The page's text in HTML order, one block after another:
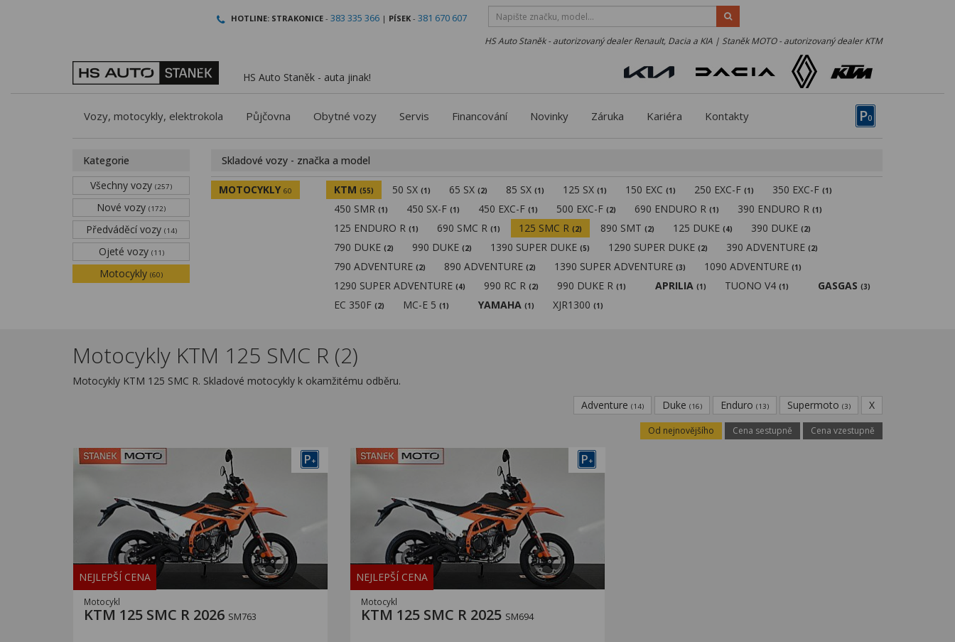
HOTLINE: STRAKONICE - 383 335 366 | PÍSEK - 381 670 607
HS Auto Staněk - autorizovaný dealer Renault, Dacia a KIA | Staněk MOTO - autorizovaný dealer KTM
HS Auto Staněk - auta jinak!
P0
Vozy, motocykly, elektrokola Půjčovna Obytné vozy Servis Financování Novinky Záruka Kariéra Kontakty
Kategorie
Všechny vozy (257)
Nové vozy (172)
Předváděcí vozy (14)
Ojeté vozy (11)
Motocykly (60)
Skladové vozy - značka a model
MOTOCYKLY 60 KTM (55) 50 SX(1) 65 SX(2) 85 SX(1) 125 SX(1) 150 EXC(1) 250 EXC-F(1) 350 EXC-F(1)
450 SMR(1) 450 SX-F(1) 450 EXC-F(1) 500 EXC-F(2) 690 ENDURO R(1) 390 ENDURO R(1)
125 ENDURO R(1) 690 SMC R(1) 125 SMC R(2) 890 SMT(2) 125 DUKE(4) 390 DUKE(2)
790 DUKE(2) 990 DUKE(2) 1390 SUPER DUKE(5) 1290 SUPER DUKE(2) 390 ADVENTURE(2)
790 ADVENTURE(2) 890 ADVENTURE(2) 1390 SUPER ADVENTURE(3) 1090 ADVENTURE(1)
1290 SUPER ADVENTURE(4) 990 RC R(2) 990 DUKE R(1) APRILIA (1) TUONO V4(1) GASGAS (3)
EC 350F(2) MC-E 5(1) YAMAHA (1) XJR1300(1)
Motocykly KTM 125 SMC R (2)
Motocykly KTM 125 SMC R. Skladové motocykly k okamžitému odběru.
Adventure (14) Duke (16) Enduro (13) Supermoto (3) X
Od nejnovějšího Cena sestupně Cena vzestupně
P+
NEJLEPŠÍ CENA
Motocykl
KTM 125 SMC R 2026 SM763
P+
NEJLEPŠÍ CENA
Motocykl
KTM 125 SMC R 2025 SM694